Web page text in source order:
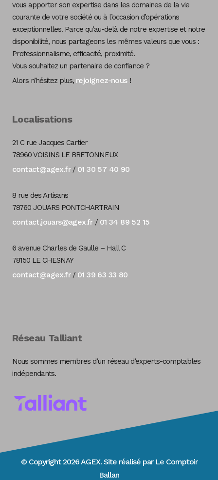
vous apporter son expertise dans les domaines de la vie
courante de votre société ou à l’occasion d’opérations
exceptionnelles. Parce qu’au-delà de notre expertise et notre
disponibilité, nous partageons les mêmes valeurs que vous :
Professionnalisme, efficacité, proximité.
Vous souhaitez un partenaire de confiance ?
Alors n’hésitez plus, rejoignez-nous!
Localisations
21 C rue Jacques Cartier
78960 VOISINS LE BRETONNEUX
contact@agex.fr/ 01 30 57 40 90
8 rue des Artisans
78760 JOUARS PONTCHARTRAIN
contact.jouars@agex.fr/ 01 34 89 52 15
6 avenue Charles de Gaulle – Hall C
78150 LE CHESNAY
contact@agex.fr/ 01 39 63 33 80
Réseau Talliant
Nous sommes membres d’un réseau d’experts-comptables
indépendants.
© Copyright 2026 AGEX. Site réalisé par Le Comptoir
Ballan